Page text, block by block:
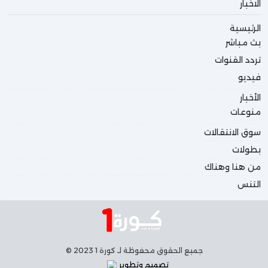
الاخبار
الرئيسية
بث مباشر
تردد القنوات
فيديو
الأخبار
منوعات
سوق الانتقالات
بطولات
من هنا وهناك
التنس
جميع الحقوق محفوظة لـ كورة 1 2023 ©
تصميم وتطوير